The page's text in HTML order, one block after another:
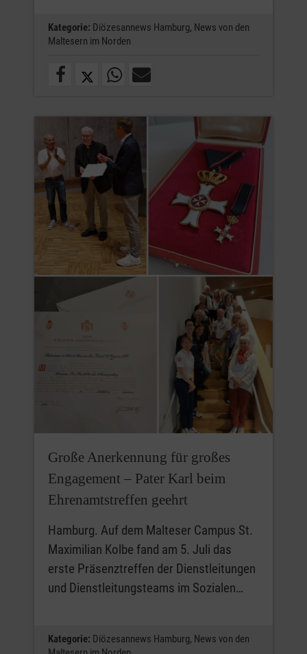
Kategorie: Diözesannews Hamburg, News von den
Maltesern im Norden
Große Anerkennung für großes
Engagement – Pater Karl beim
Ehrenamtstreffen geehrt
Hamburg. Auf dem Malteser Campus St.
Maximilian Kolbe fand am 5. Juli das
erste Präsenztreffen der Dienstleitungen
und Dienstleitungsteams im Sozialen…
Kategorie: Diözesannews Hamburg, News von den